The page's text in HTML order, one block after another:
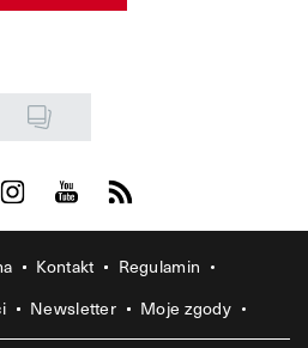
Facebook
Visit us on Instagram
Visit us on Youtube
Visit us on Rss
Kontakt
Regulamin
Newsletter Moje zgody